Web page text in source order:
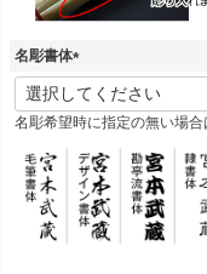
名彫書体
(
必
須
名彫希望時に指定の無い場合